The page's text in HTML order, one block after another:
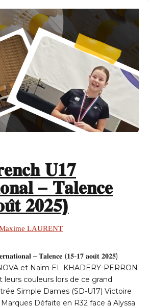
𝐔𝟏𝟕
– 𝐓𝐚𝐥𝐞𝐧𝐜𝐞
𝟐𝟎𝟐𝟓)
LAURENT
– 𝐓𝐚𝐥𝐞𝐧𝐜𝐞 (𝟏𝟓-𝟏𝟕 𝐚𝐨𝐮̂𝐭 𝟐𝟎𝟐𝟓)
et Naïm EL KHADERY-PERRON
couleurs lors de ce grand
Simple Dames (SD-U17) Victoire
Défaite en R32 face à Alyssa